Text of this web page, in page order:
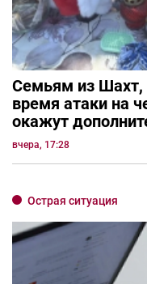
Семьям из Шахт,
время атаки на
окажут
вчера, 17:28
Острая ситуация